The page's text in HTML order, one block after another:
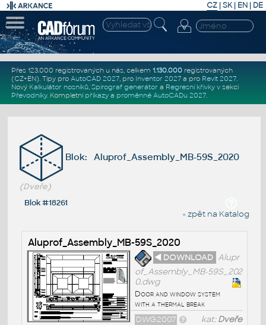
CZ | SK| EN | DE
Přes 123.000 registrovaných u nás, celkem 1.130.000registrovaných
(CZ+EN). Tipy pro AutoCAD 2027, pro Inventor 2027a pro Revit 2027.
Nový Kalkulátor nosníků, Spirograf generátor a Regresní křivkyv sekci
Převodníky. Kompletní příkazya proměnné AutoCADu 2027.
Blok: Aluprof_Assembly_MB-59S_2020
(Dveře)
Blok #18261
« zpět na Katalog
Aluprof_Assembly_MB-59S_2020
◄ DOWNLOAD Alupr
of_Assembly_MB-59S_202
0.dwg
Door and window system
with a thermal break
kat:Dveře
DWG2007